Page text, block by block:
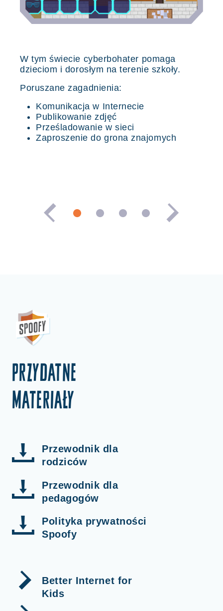
W tym świecie cyberbohater pomaga
dzieciom i dorosłym na terenie szkoły.
Poruszane zagadnienia:
Komunikacja w Internecie
Publikowanie zdjęć
Prześladowanie w sieci
Zaproszenie do grona znajomych
Przydatne
materiały
Przewodnik dla
rodziców
Przewodnik dla
pedagogów
Polityka prywatności
Spoofy
Better Internet for
Kids